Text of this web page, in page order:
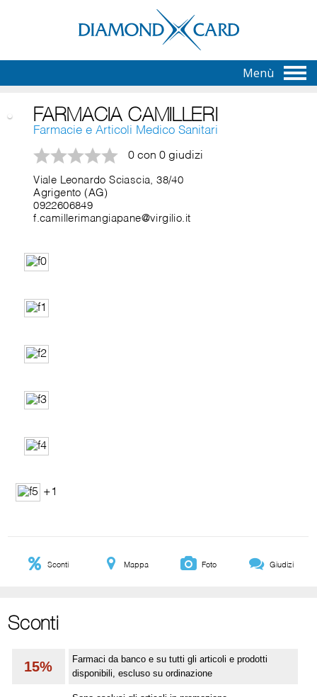
Menù
FARMACIA CAMILLERI
Farmacie e Articoli Medico Sanitari
0 con 0 giudizi
Viale Leonardo Sciascia, 38/40
Agrigento (AG)
0922606849
f.camillerimangiapane@virgilio.it
+1
Sconti Mappa Foto Giudizi
Sconti
15%
Farmaci da banco e su tutti gli articoli e prodotti
disponibili, escluso su ordinazione